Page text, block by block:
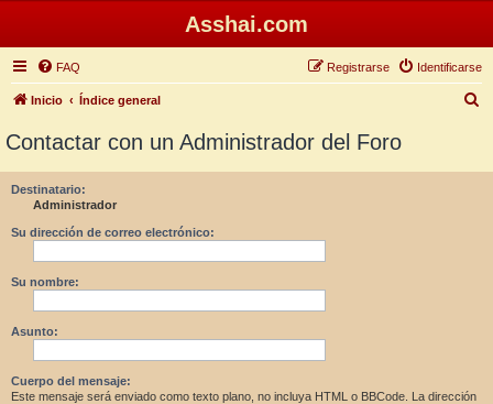
Asshai.com
FAQ Identificarse
Registrarse
Inicio Índice general
Contactar con un Administrador del Foro
Destinatario:
Administrador
Su dirección de correo electrónico:
Su nombre:
Asunto:
Cuerpo del mensaje:
Este mensaje será enviado como texto plano, no incluya HTML o BBCode. La dirección